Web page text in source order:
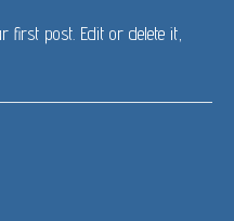
first post. Edit or delete it,